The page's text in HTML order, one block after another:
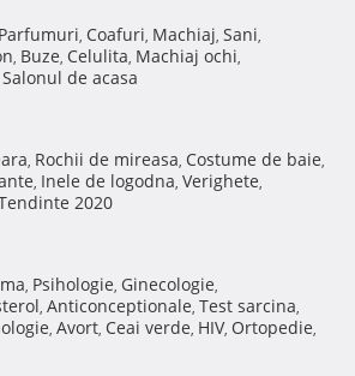
Parfumuri, Coafuri, Machiaj, Sani,
, Buze, Celulita, Machiaj ochi,
Salonul de acasa
, Rochii de mireasa, Costume de baie,
, Inele de logodna, Verighete,
2020
, Psihologie, Ginecologie,
, Anticonceptionale, Test sarcina,
, Avort, Ceai verde, HIV, Ortopedie,